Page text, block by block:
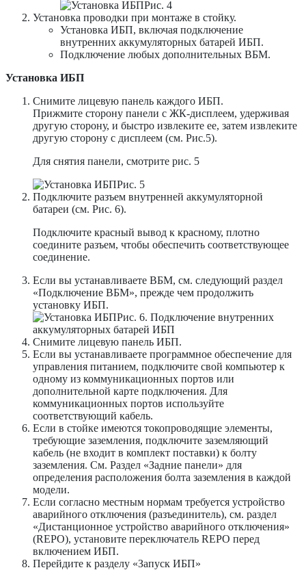
Рис. 4
Установка проводки при монтаже в стойку.
Установка ИБП, включая подключение
внутренних аккумуляторных батарей ИБП.
Подключение любых дополнительных ВБМ.
Установка ИБП
Снимите лицевую панель каждого ИБП.
Прижмите сторону панели с ЖК-дисплеем, удерживая
другую сторону, и быстро извлеките ее, затем извлеките
другую сторону с дисплеем (см. Рис.5).
Для снятия панели, смотрите рис. 5
Рис. 5
Подключите разъем внутренней аккумуляторной
батареи (см. Рис. 6).
Подключите красный вывод к красному, плотно
соедините разъем, чтобы обеспечить соответствующее
соединение.
Если вы устанавливаете ВБМ, см. следующий раздел
«Подключение ВБМ», прежде чем продолжить
установку ИБП.
Рис. 6. Подключение внутренних
аккумуляторных батарей ИБП
Снимите лицевую панель ИБП.
Если вы устанавливаете программное обеспечение для
управления питанием, подключите свой компьютер к
одному из коммуникационных портов или
дополнительной карте подключения. Для
коммуникационных портов используйте
соответствующий кабель.
Если в стойке имеются токопроводящие элементы,
требующие заземления, подключите заземляющий
кабель (не входит в комплект поставки) к болту
заземления. См. Раздел «Задние панели» для
определения расположения болта заземления в каждой
модели.
Если согласно местным нормам требуется устройство
аварийного отключения (разъединитель), см. раздел
«Дистанционное устройство аварийного отключения»
(REPO), установите переключатель REPO перед
включением ИБП.
Перейдите к разделу «Запуск ИБП»